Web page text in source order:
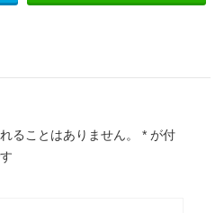
ることはありません。 * が付